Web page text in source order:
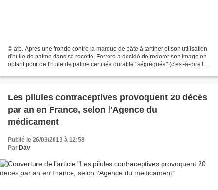
© afp. Après une fronde contre la marque de pâte à tartiner et son utilisation
d'huile de palme dans sa recette, Ferrero a décidé de redorer son image en
optant pour de l'huile de palme certifiée durable "ségréguée" (c'est-à-dire le
Les pilules contraceptives provoquent 20 décès
par an en France, selon l'Agence du
médicament
Publié le 26/03/2013 à 12:58
Par Dav